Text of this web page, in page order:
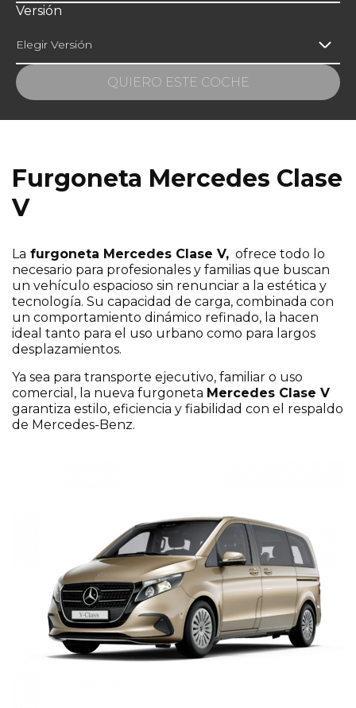
Versión
Elegir Versión
QUIERO ESTE COCHE
¡Escríbenos sin compromiso si te interesa
este modelo!
He leído y acepto la
y preferencias personales.
Furgoneta Mercedes Clase
V
La furgoneta Mercedes Clase V, ofrece todo lo
necesario para profesionales y familias que buscan
un vehículo espacioso sin renunciar a la estética y
tecnología. Su capacidad de carga, combinada con
un comportamiento dinámico refinado, la hacen
ideal tanto para el uso urbano como para largos
desplazamientos.
Ya sea para transporte ejecutivo, familiar o uso
comercial, la nueva furgoneta Mercedes Clase V
garantiza estilo, eficiencia y fiabilidad con el respaldo
de Mercedes-Benz.